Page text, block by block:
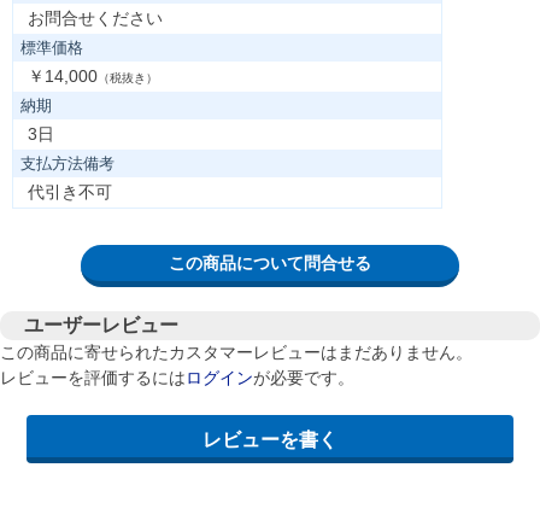
お問合せください
標準価格
￥14,000 （税抜き）
納期
3日
支払方法備考
代引き不可
この商品について問合せる
ユーザーレビュー
この商品に寄せられたカスタマーレビューはまだありません。
レビューを評価するにはログインが必要です。